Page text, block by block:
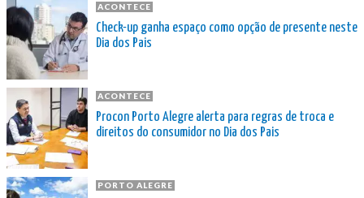
ACONTECE
Check-up ganha espaço como opção de presente neste
Dia dos Pais
ACONTECE
Procon Porto Alegre alerta para regras de troca e
direitos do consumidor no Dia dos Pais
PORTO ALEGRE